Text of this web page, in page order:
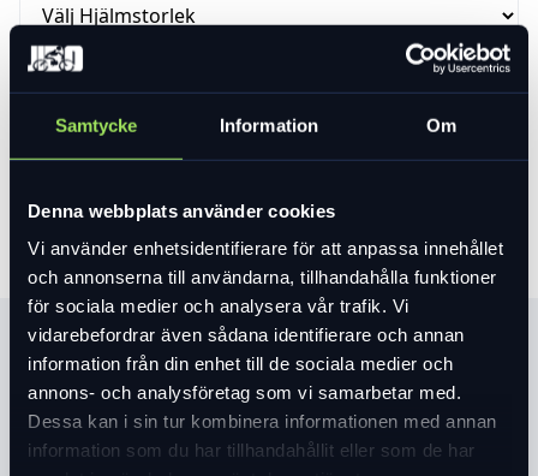
Samtycke Information Om
Denna webbplats använder cookies
Vi använder enhetsidentifierare för att anpassa innehållet
och annonserna till användarna, tillhandahålla funktioner
för sociala medier och analysera vår trafik. Vi
vidarebefordrar även sådana identifierare och annan
information från din enhet till de sociala medier och
annons- och analysföretag som vi samarbetar med.
Dessa kan i sin tur kombinera informationen med annan
information som du har tillhandahållit eller som de har
899 kr
Lägg i varukorg
Produktinformation
Ripper Mips Junior-hjälmen är en prestanda-
mountainbikehjälm tillverkad i ungdomsspecifik skalstorlek.
Med hjälp av utvecklingen av de exklusiva hjälmarna i Sweet